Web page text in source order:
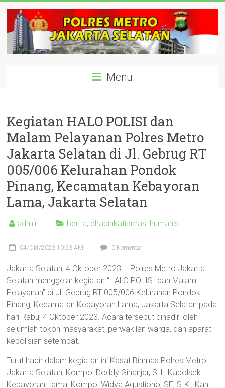
content
polisijaksel Menu
Kegiatan HALO POLISI dan
Malam Pelayanan Polres Metro
Jakarta Selatan di Jl. Gebrug RT
005/006 Kelurahan Pondok
Pinang, Kecamatan Kebayoran
Lama, Jakarta Selatan
admin berita, bhabinkatibmas, humanis
04/Okt/2023 10:53 AM 0 Komentar
Jakarta Selatan, 4 Oktober 2023 – Polres Metro Jakarta
Selatan menggelar kegiatan “HALO POLISI dan Malam
Pelayanan” di Jl. Gebrug RT 005/006 Kelurahan Pondok
Pinang, Kecamatan Kebayoran Lama, Jakarta Selatan pada
hari Rabu, 4 Oktober 2023. Acara tersebut dihadiri oleh
sejumlah tokoh masyarakat, perwakilan warga, dan aparat
kepolisian setempat.
Turut hadir dalam kegiatan ini Kasat Binmas Polres Metro
Jakarta Selatan, Kompol Doddy Ginanjar, SH., Kapolsek
Kebayoran Lama, Kompol Widya Agustiono, SE, SIK., Kanit